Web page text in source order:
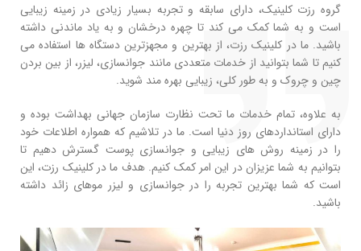
گروه رزت کلینیک، دارای سابقه و تجربه بسیار زیادی در زمینه زیبایی
است و به شما کمک می کند تا چهره درخشان و به یاد ماندنی داشته
باشید. ما در کلینیک رزت، از بهترین و مجهزترین دستگاه ها استفاده می
کنیم تا شما بتوانید از خدمات متعددی مانند جوانسازی، لیزر، از بین بردن
چین و چروک و به طور کلی، زیبایی بهره مند شوید.
به علاوه، تمام خدمات ما تحت نظارت سازمان جهانی بهداشت بوده و
دارای استانداردهای روز دنیا است. ما در تلاشیم که همواره اطلاعات خود
را در زمینه روش های زیبایی و جوانسازی پوست گسترش دهیم تا
بتوانیم به شما عزیزان در این امر کمک کنیم. هدف ما در کلینیک رزت، این
است که شما بهترین تجربه را در جوانسازی و لیزر موهای زائد داشته
باشید.